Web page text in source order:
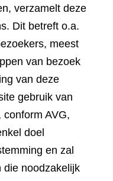
verzamelt deze
Dit betreft o.a.
meest
van bezoek
van deze
gebruik van
conform AVG,
doel
en zal
die noodzakelijk